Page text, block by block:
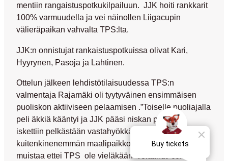
mentiin rangaistuspotkukilpailuun. JJK hoiti rankkarit
100% varmuudella ja vei näinollen Liigacupin
välieräpaikan vahvalta TPS:lta.
JJK:n onnistujat rankaistuspotkuissa olivat Kari,
Hyyrynen, Pasoja ja Lahtinen.
Ottelun jälkeen lehdistötilaisuudessa TPS:n
valmentaja Rajamäki oli tyytyväinen ensimmäisen
puoliskon aktiiviseen pelaamisen .”Toiselle puoliajalla
peli äkkiä kääntyi ja JJK pääsi niskan päälle ja
iskettiin pelkästään vastahyökkäyksillä . Meillä oli
kuitenkinenemmän maalipaikkoja ja mutta täytyy
muistaa ettei TPS ole vieläkään voittanut JJK:ta .